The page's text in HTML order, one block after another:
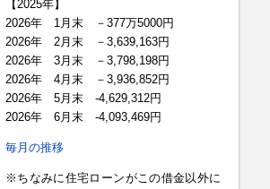
【2025年】
2026年 1月末 －377万5000円
2026年 2月末 －3,639,163円
2026年 3月末 －3,798,198円
2026年 4月末 －3,936,852円
2026年 5月末 -4,629,312円
2026年 6月末 -4,093,469円
毎月の推移
※ちなみに住宅ローンがこの借金以外に